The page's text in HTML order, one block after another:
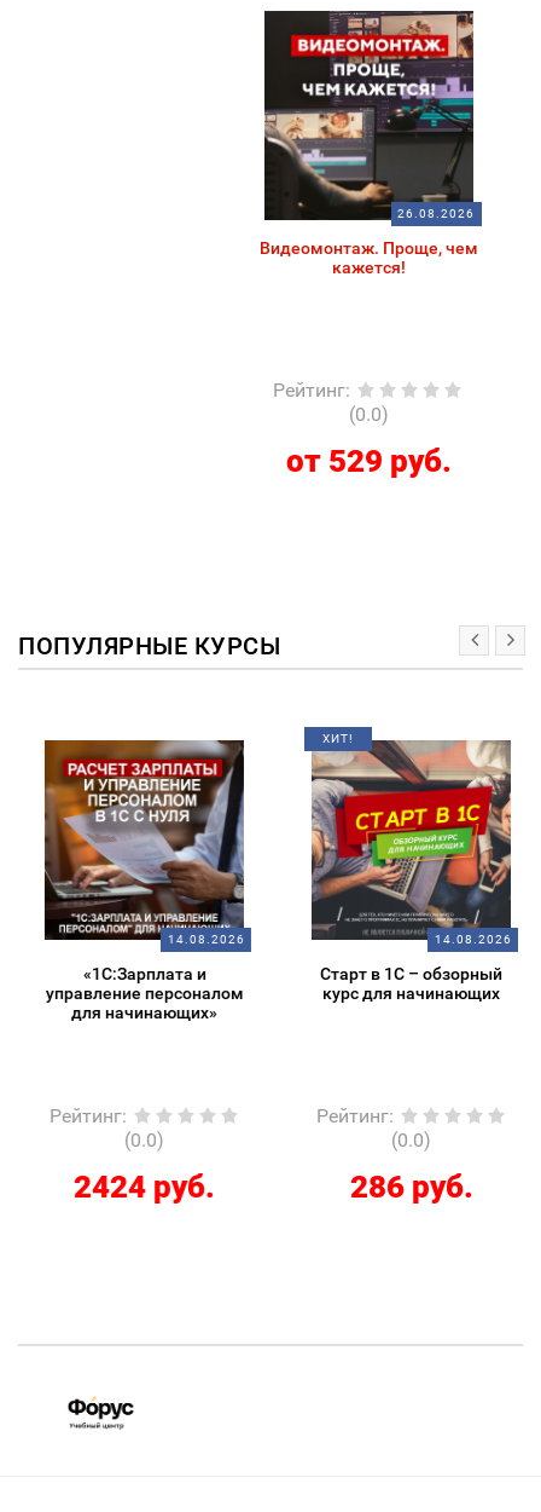
26.08.2026
Видеомонтаж. Проще, чем
кажется!
Рейтинг:
(0.0)
от 529 руб.
ПОПУЛЯРНЫЕ КУРСЫ
14.08.2026
«1С:Зарплата и
управление персоналом
для начинающих»
Рейтинг:
(0.0)
2424 руб.
ХИТ!
14.08.2026
Старт в 1С – обзорный
курс для начинающих
Рейтинг:
(0.0)
286 руб.